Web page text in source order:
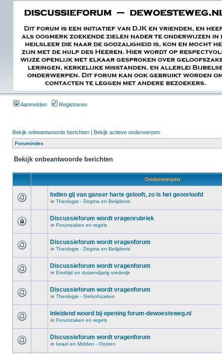
Aanmelden Registreren
Bekijk onbeantwoorde berichten | Bekijk actieve onderwerpen
Forumindex
Bekijk onbeantwoorde berichten
Onderwerpen
Indien gij van ganser harte gelooft, zo is het geoorloofd
in Theologie - Dogma en Belijdenis
Discussieforum wordt vragenrubriek
in Forumzaken en regels
Discussieforum wordt vragenforum
in Theologie - Dogma en Belijdenis
Discussieforum wordt vragenforum
in Eindtijd en duizendjarig vrederijk
Discussieforum wordt vragenforum
in Theologie - Geloofszaken
Inleidend woord bij opening forum-dewoesteweg.nl
in Forumzaken en regels
Discussieforum wordt vragenforum
in Israel en Midden - Oosten